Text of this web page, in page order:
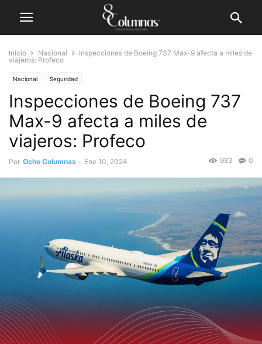
Inicio Nacional
Inspecciones de Boeing 737 Max-9 afecta a miles de
viajeros: Profeco
Nacional Seguridad
Inspecciones de Boeing 737
Max-9 afecta a miles de
viajeros: Profeco
Por Ocho Columnas - Ene 10, 2024 0
983